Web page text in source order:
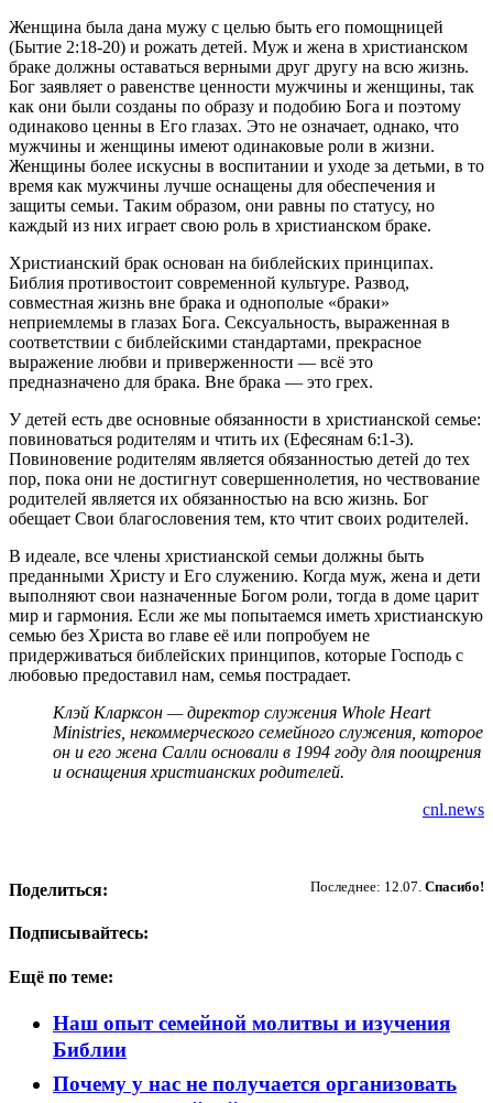
Женщина была дана мужу с целью быть его помощницей
(Бытие 2:18-20) и рожать детей. Муж и жена в христианском
браке должны оставаться верными друг другу на всю жизнь.
Бог заявляет о равенстве ценности мужчины и женщины, так
как они были созданы по образу и подобию Бога и поэтому
одинаково ценны в Его глазах. Это не означает, однако, что
мужчины и женщины имеют одинаковые роли в жизни.
Женщины более искусны в воспитании и уходе за детьми, в то
время как мужчины лучше оснащены для обеспечения и
защиты семьи. Таким образом, они равны по статусу, но
каждый из них играет свою роль в христианском браке.
Христианский брак основан на библейских принципах.
Библия противостоит современной культуре. Развод,
совместная жизнь вне брака и однополые «браки»
неприемлемы в глазах Бога. Сексуальность, выраженная в
соответствии с библейскими стандартами, прекрасное
выражение любви и приверженности — всё это
предназначено для брака. Вне брака — это грех.
У детей есть две основные обязанности в христианской семье:
повиноваться родителям и чтить их (Ефесянам 6:1-3).
Повиновение родителям является обязанностью детей до тех
пор, пока они не достигнут совершеннолетия, но чествование
родителей является их обязанностью на всю жизнь. Бог
обещает Свои благословения тем, кто чтит своих родителей.
В идеале, все члены христианской семьи должны быть
преданными Христу и Его служению. Когда муж, жена и дети
выполняют свои назначенные Богом роли, тогда в доме царит
мир и гармония. Если же мы попытаемся иметь христианскую
семью без Христа во главе её или попробуем не
придерживаться библейских принципов, которые Господь с
любовью предоставил нам, семья пострадает.
Клэй Кларксон — директор служения Whole Heart
Ministries, некоммерческого семейного служения, которое
он и его жена Салли основали в 1994 году для поощрения
и оснащения христианских родителей.
cnl.news
Последнее: 12.07. Спасибо!
Поделиться:
Подписывайтесь:
Ещё по теме:
Наш опыт семейной молитвы и изучения
Библии
Почему у нас не получается организовать